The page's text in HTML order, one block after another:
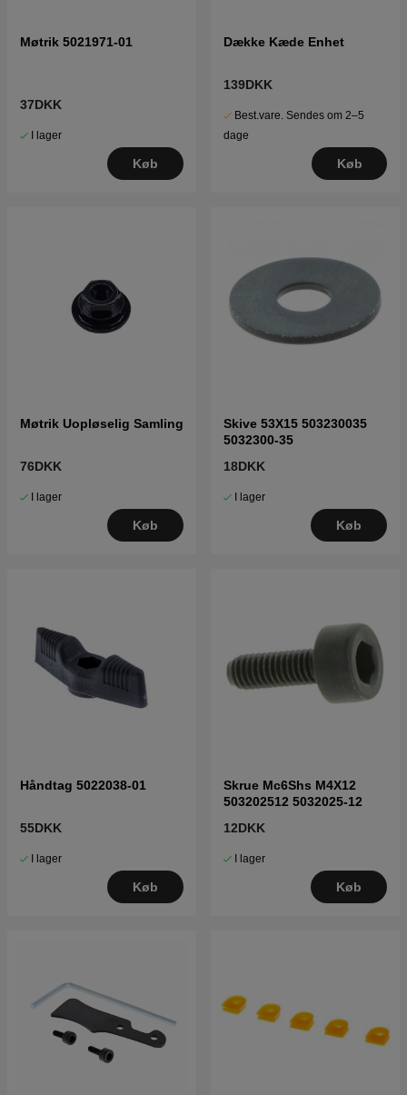
Møtrik 5021971-01
37DKK
I lager
Køb
Dække Kæde Enhet
139DKK
Best.vare. Sendes om 2–5
dage
Køb
Møtrik Uopløselig Samling
76DKK
I lager
Køb
Skive 53X15 503230035
5032300-35
18DKK
I lager
Køb
Håndtag 5022038-01
55DKK
I lager
Køb
Skrue Mc6Shs M4X12
503202512 5032025-12
12DKK
I lager
Køb